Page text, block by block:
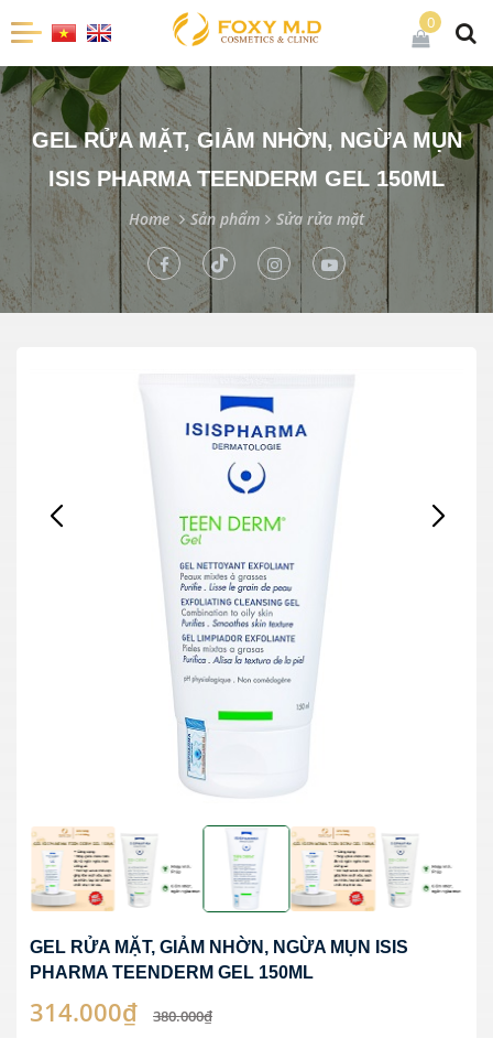
0
GEL RỬA MẶT, GIẢM NHỜN, NGỪA MỤN
ISIS PHARMA TEENDERM GEL 150ML
Home Sản phẩm Sửa rửa mặt
GEL RỬA MẶT, GIẢM NHỜN, NGỪA MỤN ISIS
PHARMA TEENDERM GEL 150ML
314.000₫ 380.000₫